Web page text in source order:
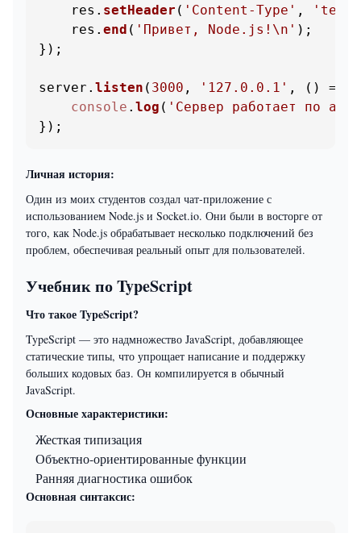
    res.
setHeader ( 'Content-Type' ,
    res.
end ( 'Привет, Node.js!\n' );
});
server. listen ( 3000 , '127.0.0.1' , () =>
console . log ( 'Сервер работает по
});
Личная история:
Один из моих студентов создал чат-приложение с
использованием Node.js и Socket.io. Они были в восторге от
того, как Node.js обрабатывает несколько подключений без
проблем, обеспечивая реальный опыт для пользователей.
Учебник по TypeScript
Что такое TypeScript?
TypeScript — это надмножество JavaScript, добавляющее
статические типы, что упрощает написание и поддержку
больших кодовых баз. Он компилируется в обычный
JavaScript.
Основные характеристики:
Жесткая типизация
Объектно-ориентированные функции
Ранняя диагностика ошибок
Основная синтаксис: